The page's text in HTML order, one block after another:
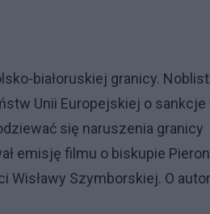
białoruskiej granicy.
Unii Europejskiej o sankcje
się naruszenia granicy
emisję filmu o biskupie
Wisławy Szymborskiej. O